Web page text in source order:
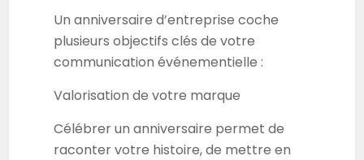
Un anniversaire d’entreprise coche
plusieurs objectifs clés de votre
communication événementielle :
Valorisation de votre marque
Célébrer un anniversaire permet de
raconter votre histoire, de mettre en